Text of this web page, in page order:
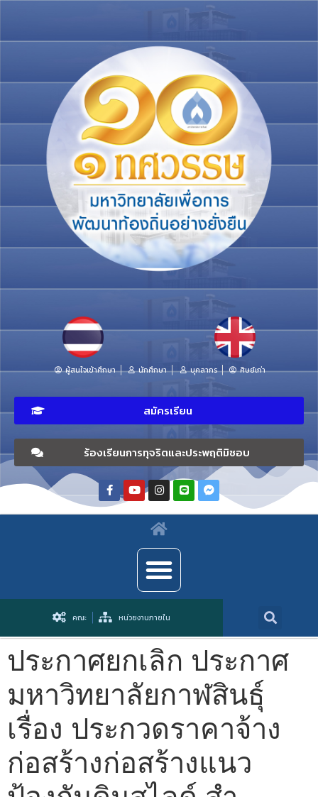
ผู้สนใจเข้าศึกษา นักศึกษา บุคลากร ศิษย์เก่า
สมัครเรียน
ร้องเรียนการทุจริตและประพฤติมิชอบ
คณะ หน่วยงานภายใน
ประกาศยกเลิก ประกาศ
มหาวิทยาลัยกาฬสินธุ์
เรื่อง ประกวดราคาจ้าง
ก่อสร้างก่อสร้างแนว